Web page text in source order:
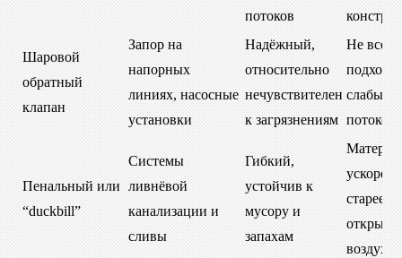
потоков
Шаровой
обратный
клапан
Запор на
напорных
линиях, насосные
установки
Надёжный,
относительно
нечувствителен
к загрязнениям
Не
слабых
потоков
Пенальный или
“duckbill”
Системы
ливнёвой
канализации и
сливы
Гибкий,
устойчив к
мусору и
запахам
стареет
воздухе